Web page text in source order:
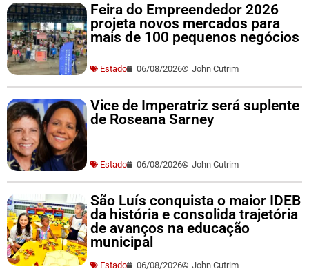
Feira do Empreendedor 2026
projeta novos mercados para
mais de 100 pequenos negócios
Estado 06/08/2026 John Cutrim
Vice de Imperatriz será suplente
de Roseana Sarney
Estado 06/08/2026 John Cutrim
São Luís conquista o maior IDEB
da história e consolida trajetória
de avanços na educação
municipal
Estado 06/08/2026 John Cutrim